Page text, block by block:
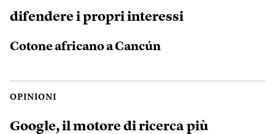
difendere i propri interessi
Cotone africano a Cancún
OPINIONI
Google, il motore di ricerca più